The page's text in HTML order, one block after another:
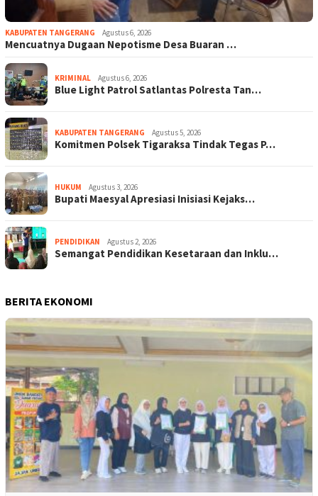
KABUPATEN TANGERANG Agustus 6, 2026
Mencuatnya Dugaan Nepotisme Desa Buaran …
KRIMINAL Agustus 6, 2026
Blue Light Patrol Satlantas Polresta Tan…
KABUPATEN TANGERANG Agustus 5, 2026
Komitmen Polsek Tigaraksa Tindak Tegas P…
HUKUM Agustus 3, 2026
Bupati Maesyal Apresiasi Inisiasi Kejaks…
PENDIDIKAN Agustus 2, 2026
Semangat Pendidikan Kesetaraan dan Inklu…
BERITA EKONOMI